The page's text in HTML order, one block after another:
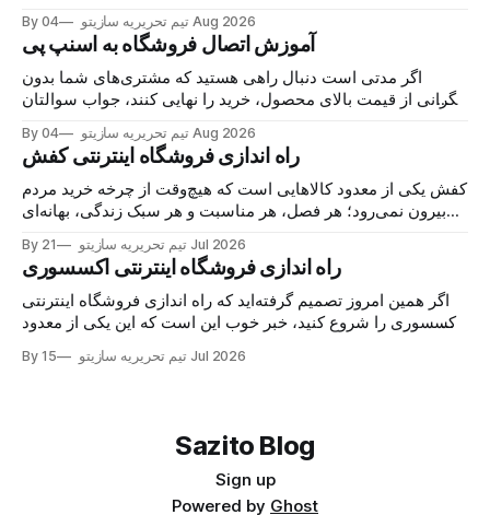
می‌شوند و خریدار پیدا می‌کنند. اما نکته اصلی این نیست
By تیم تحریریه سازیتو 04 Aug 2026
آموزش اتصال فروشگاه به اسنپ پی
اگر مدتی است دنبال راهی هستید که مشتری‌های شما بدون
نگرانی از قیمت بالای محصول، خرید را نهایی کنند، جواب سوالتان
کالا را می‌خرد، هزینه را در چند قسط پرداخت می‌کند و شما همان
لحظه پول
By تیم تحریریه سازیتو 04 Aug 2026
راه اندازی فروشگاه اینترنتی کفش
کفش یکی از معدود کالاهایی است که هیچ‌وقت از چرخه خرید مردم
بیرون نمی‌رود؛ هر فصل، هر مناسبت و هر سبک زندگی، بهانه‌ای
تازه می‌خواهید وارد این بازار شوید، خبر خوب این است
By تیم تحریریه سازیتو 21 Jul 2026
راه اندازی فروشگاه اینترنتی اکسسوری
اگر همین امروز تصمیم گرفته‌اید که راه اندازی فروشگاه اینترنتی
اکسسوری را شروع کنید، خبر خوب این است که این یکی از معدود
درآمدش واقعاً باز است. اکسسوری جزو آن دسته محصولاتی‌ست
By تیم تحریریه سازیتو 15 Jul 2026
Sazito Blog
Sign up
Powered by Ghost